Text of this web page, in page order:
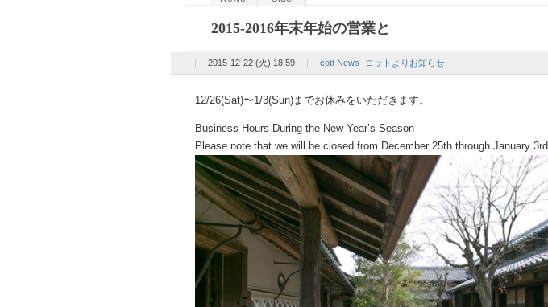
2015-2016年末年始の営業と
2015-12-22 (火) 18:59 cott News -コットよりお知らせ-
12/26(Sat)〜1/3(Sun)までお休みをいただきます。
Business Hours During the New Year’s Season
Please note that we will be closed from December 25th through January 3rd.